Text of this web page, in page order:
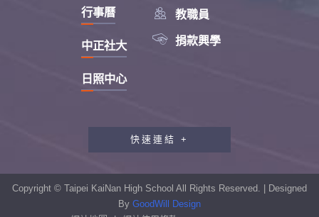
 教職員
 捐款興學
行事曆
中正社大
日照中心
快速連結 +
教職員工研習專區
性別平等教育專區
Copyright © Taipei KaiNan High School All Rights Reserved. | Designed
By GoodWill Design